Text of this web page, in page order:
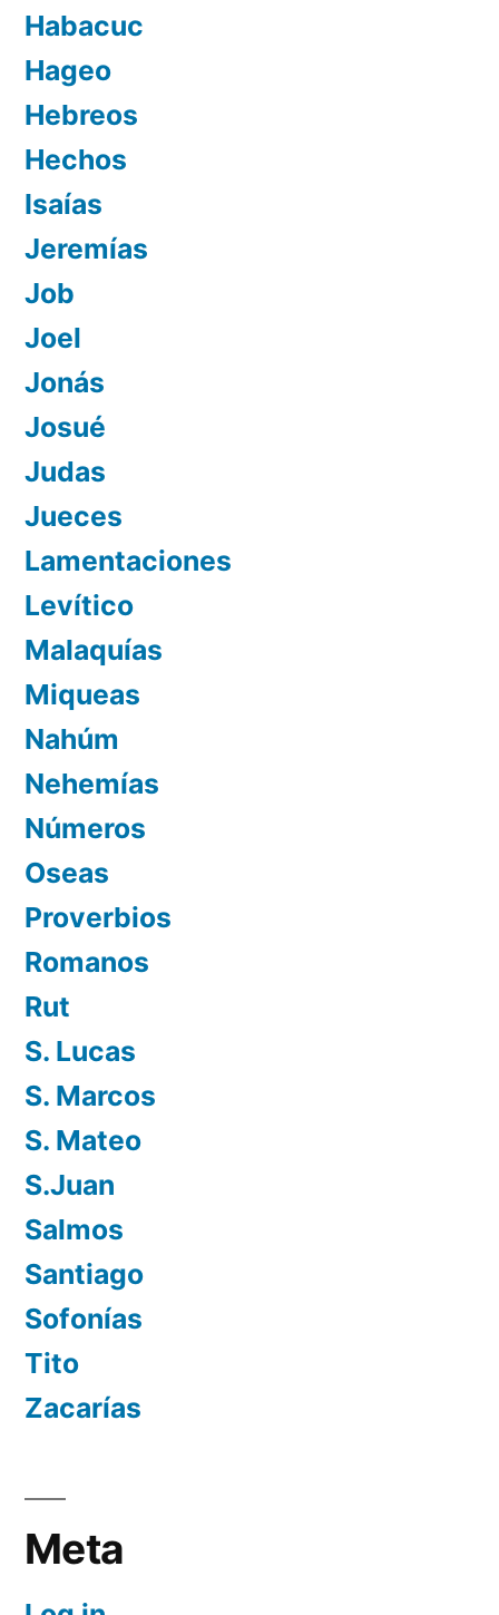
Habacuc
Hageo
Hebreos
Hechos
Isaías
Jeremías
Job
Joel
Jonás
Josué
Judas
Jueces
Lamentaciones
Levítico
Malaquías
Miqueas
Nahúm
Nehemías
Números
Oseas
Proverbios
Romanos
Rut
S. Lucas
S. Marcos
S. Mateo
S.Juan
Salmos
Santiago
Sofonías
Tito
Zacarías
Meta